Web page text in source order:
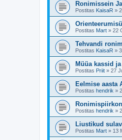
Ronimissein
Postitas KaisaR »
Postitas Mart » 22
Tehvandi
Postitas KaisaR »
Müüa kassid
Postitas Priit » 27
Eelmise aasta
Postitas hendrik »
Postitas hendrik »
Liustikud
Postitas Mart » 13